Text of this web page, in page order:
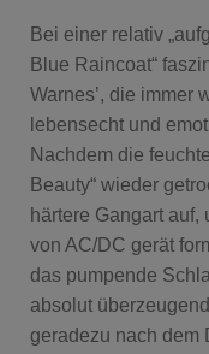
Bei einer relativ
Blue Raincoat“
Warnes’, die immer
lebensecht und
Nachdem die
Beauty“ wieder
härtere Gangart auf,
von AC/DC gerät
das pumpende
absolut
geradezu nach dem